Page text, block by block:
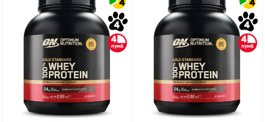
4
4
4
4
4
4